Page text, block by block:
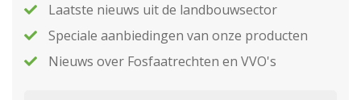
Laatste nieuws uit de landbouwsector
Speciale aanbiedingen van onze producten
Nieuws over Fosfaatrechten en VVO's